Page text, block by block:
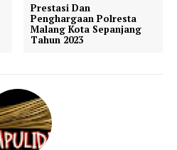
Prestasi Dan
Penghargaan Polresta
Malang Kota Sepanjang
Tahun 2023